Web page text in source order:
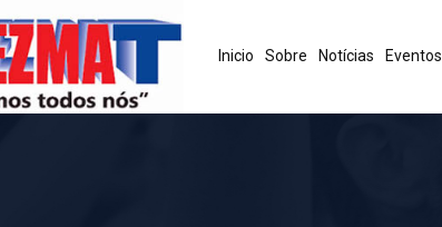
Inicio Sobre Notícias Eventos